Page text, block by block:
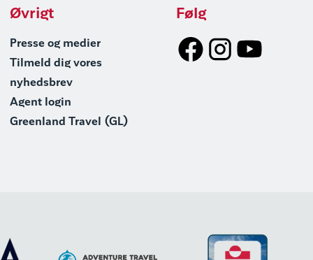
Øvrigt
Presse og medier
Tilmeld dig vores
nyhedsbrev
Agent login
Greenland Travel (GL)
Følg